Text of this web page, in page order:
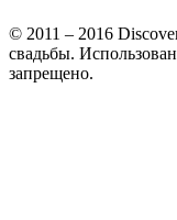
© 2011 – 2016
свадьбы.
запрещено.